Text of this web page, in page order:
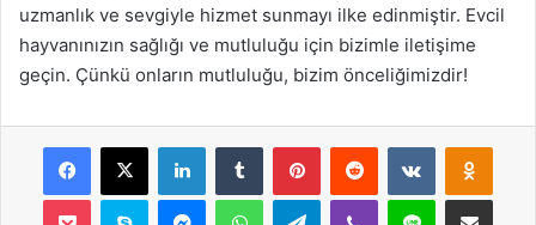
uzmanlık ve sevgiyle hizmet sunmayı ilke edinmiştir. Evcil
hayvanınızın sağlığı ve mutluluğu için bizimle iletişime
geçin. Çünkü onların mutluluğu, bizim önceliğimizdir!
Facebook
X LinkedInTumblr PinterestReddit VKontakte
Pocket Skype MessengerWhatsAppTelegramViber Line E-Posta ile